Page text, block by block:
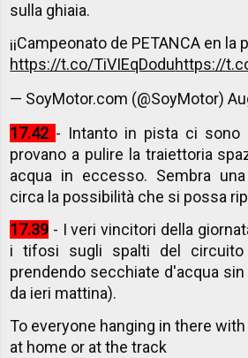
sulla ghiaia.
¡¡Campeonato de PETANCA en la
https://t.co/TiVIEqDoduhttps://
— SoyMotor.com (@SoyMotor)
17.42 - Intanto in pista ci sono
provano a pulire la traiettoria
acqua in eccesso. Sembra
circa la possibilità che si possa
17.39 - I veri vincitori della
i tifosi sugli spalti del circuito
prendendo secchiate d'acqua
da ieri mattina).
To everyone hanging in there with
at home or at the track